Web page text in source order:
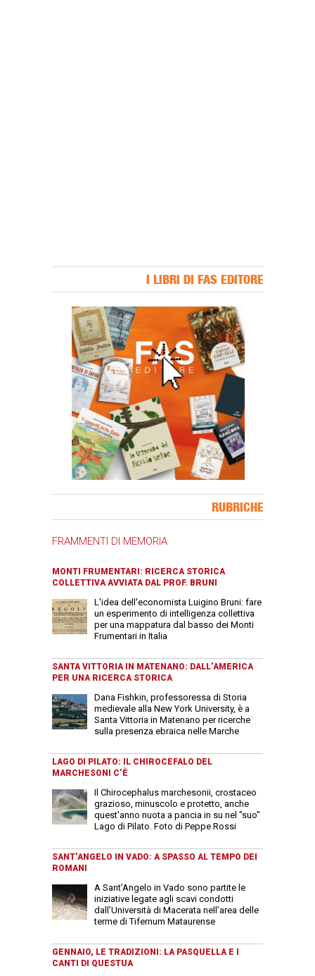
I LIBRI DI FAS EDITORE
RUBRICHE
FRAMMENTI DI MEMORIA
MONTI FRUMENTARI: RICERCA STORICA
COLLETTIVA AVVIATA DAL PROF. BRUNI
L'idea dell'economista Luigino Bruni: fare
un esperimento di intelligenza collettiva
per una mappatura dal basso dei Monti
Frumentari in Italia
SANTA VITTORIA IN MATENANO: DALL’AMERICA
PER UNA RICERCA STORICA
Dana Fishkin, professoressa di Storia
medievale alla New York University, è a
Santa Vittoria in Matenano per ricerche
sulla presenza ebraica nelle Marche
LAGO DI PILATO: IL CHIROCEFALO DEL
MARCHESONI C’È
Il Chirocephalus marchesonii, crostaceo
grazioso, minuscolo e protetto, anche
quest'anno nuota a pancia in su nel "suo"
Lago di Pilato. Foto di Peppe Rossi
SANT’ANGELO IN VADO: A SPASSO AL TEMPO DEI
ROMANI
A Sant’Angelo in Vado sono partite le
iniziative legate agli scavi condotti
dall’Università di Macerata nell’area delle
terme di Tifernum Mataurense
GENNAIO, LE TRADIZIONI: LA PASQUELLA E I
CANTI DI QUESTUA